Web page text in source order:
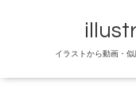
イラストから動画・